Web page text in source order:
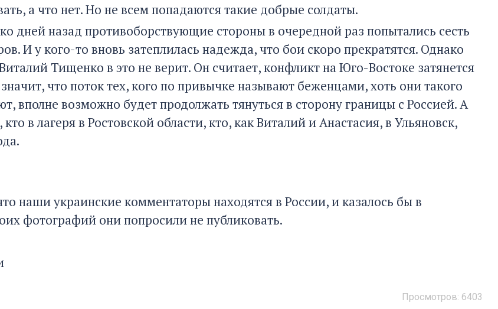
а что нет. Но не всем попадаются такие добрые солдаты.
дней назад противоборствующие стороны в очередной раз попытались сесть
И у кого-то вновь затеплилась надежда, что бои скоро прекратятся. Однако
Тищенко в это не верит. Он считает, конфликт на Юго-Востоке затянется
что поток тех, кого по привычке называют беженцами, хоть они такого
вполне возможно будет продолжать тянуться в сторону границы с Россией. А
кто в лагеря в Ростовской области, кто, как Виталий и Анастасия, в Ульяновск,
наши украинские комментаторы находятся в России, и казалось бы в
фотографий они попросили не публиковать.
Просмотров: 6403